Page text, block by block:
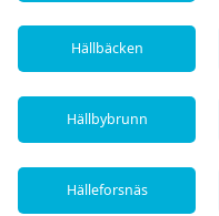
Hällbäcken
Hällbybrunn
Hälleforsnäs